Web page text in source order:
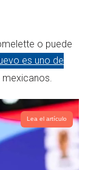
o puede
es uno de
Lea el artículo